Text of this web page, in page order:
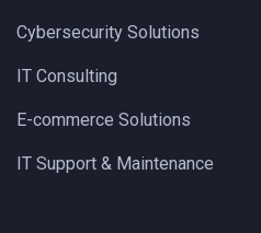
Cybersecurity Solutions
IT Consulting
E-commerce Solutions
IT Support & Maintenance